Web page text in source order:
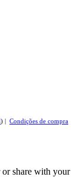
) | Condições de compra
share with your